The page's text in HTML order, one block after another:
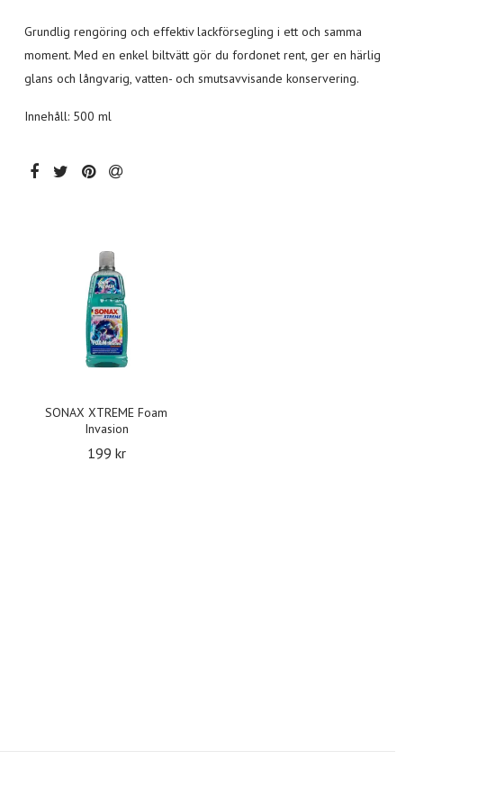
Grundlig rengöring och effektiv lackförsegling i ett och samma
moment. Med en enkel biltvätt gör du fordonet rent, ger en härlig
glans och långvarig, vatten- och smutsavvisande konservering.
Innehåll: 500 ml
SONAX XTREME Foam
Invasion
199 kr